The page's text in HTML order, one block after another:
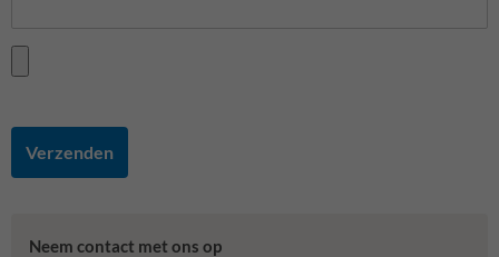
Verzenden
Neem contact met ons op